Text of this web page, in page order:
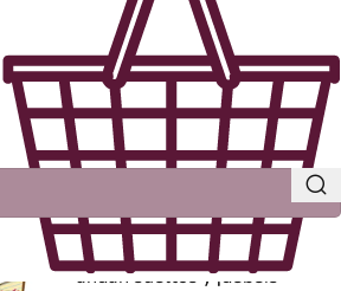
Y EMPAQUETADOS CON AMOR
Sherlock Express
Moriarty y sus cómplices
andan sueltos y ¡debéis